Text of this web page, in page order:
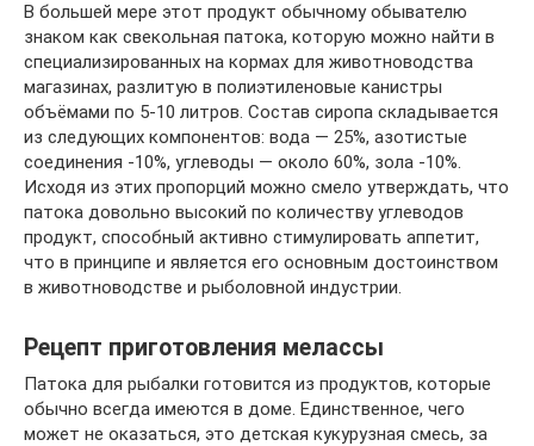
В большей мере этот продукт обычному обывателю
знаком как свекольная патока, которую можно найти в
специализированных на кормах для животноводства
магазинах, разлитую в полиэтиленовые канистры
объёмами по 5-10 литров. Состав сиропа складывается
из следующих компонентов: вода — 25%, азотистые
соединения -10%, углеводы — около 60%, зола -10%.
Исходя из этих пропорций можно смело утверждать, что
патока довольно высокий по количеству углеводов
продукт, способный активно стимулировать аппетит,
что в принципе и является его основным достоинством
в животноводстве и рыболовной индустрии.
Рецепт приготовления мелассы
Патока для рыбалки готовится из продуктов, которые
обычно всегда имеются в доме. Единственное, чего
может не оказаться, это детская кукурузная смесь, за